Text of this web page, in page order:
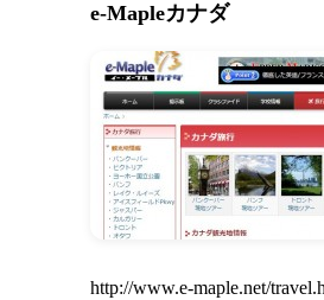
e-Mapleカナダ
http://www.e-maple.net/